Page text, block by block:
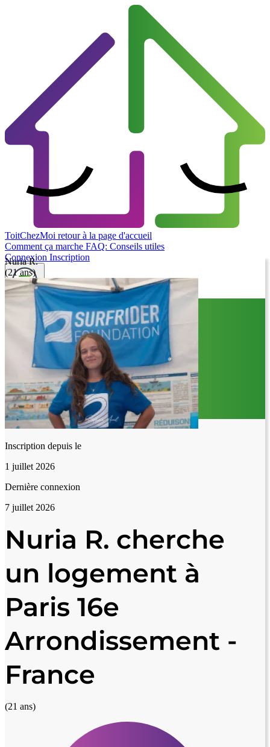
ToitChezMoi retour à la page d'accueil
Comment ça marche FAQ: Conseils utiles
Connexion Inscription
Nuria R.
(21 ans)
Inscription depuis le
1 juillet 2026
Dernière connexion
7 juillet 2026
Nuria R. cherche
un logement à
Paris 16e
Arrondissement -
France
(21 ans)